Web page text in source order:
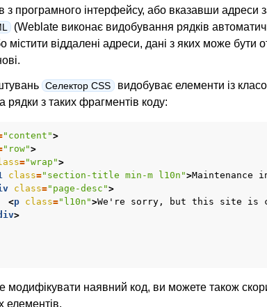
з програмного інтерфейсу, або вказавши адреси
(Weblate виконає видобування рядків
містити віддалені адреси, дані з яких може бути
Селектор CSS видобуває елементи із
рядки з таких фрагментів коду:
"content">
"row">
="wrap">
class="section-title min-m l10n">Maintenance
class="page-desc">
<p class="l10n">We're sorry, but this site is
>
модифікувати наявний код, ви можете також
елементів.